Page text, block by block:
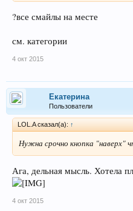
?все смайлы на месте
см. категории
4 окт 2015
Екатерина
Пользователи
LOL.A сказал(а): ↑
Нужна срочно кнопка "наверх"
Ага, дельная мысль. Хотела
4 окт 2015